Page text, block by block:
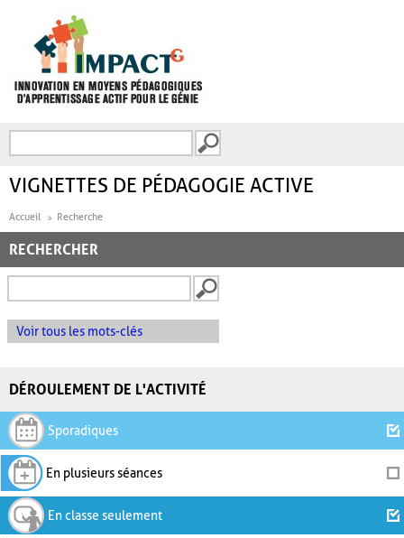
FORMULAIRE DE
VIGNETTES DE PÉDAGOGIE ACTIVE
Accueil Recherche
RECHERCHER
Voir tous les mots-clés
DÉROULEMENT DE L'ACTIVITÉ
Sporadiques
En plusieurs séances
En classe seulement